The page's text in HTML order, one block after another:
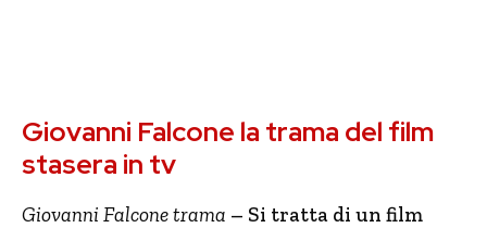
Giovanni Falcone la trama del film
stasera in tv
Giovanni Falcone trama – Si tratta di un film